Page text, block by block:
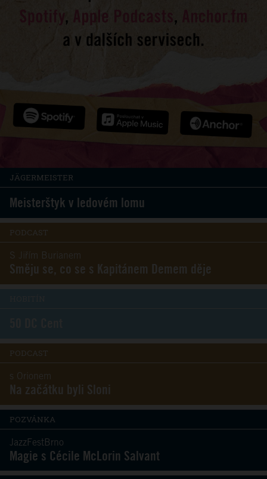
JÄGERMEISTER
Meisterštyk v ledovém lomu
PODCAST
S Jiřím Burianem
Směju se, co se s Kapitánem Demem děje
PODCAST
s Orionem
Na začátku byli Sloni
POZVÁNKA
JazzFestBrno
Magie s Cécile McLorin Salvant